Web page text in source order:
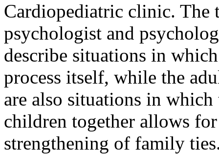
Cardiopediatric clinic. The
psychologist and
describe situations in
process itself, while the
are also situations in
children together allows
strengthening of family